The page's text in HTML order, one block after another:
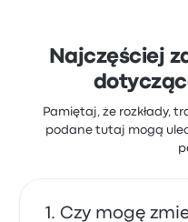
Najczęściej
Pamiętaj, że rozkłady,
podane tutaj mogą
Czy mogę